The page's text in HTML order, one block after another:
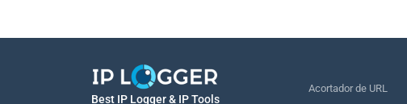
Best IP Logger & IP Tools
Acortador de URL